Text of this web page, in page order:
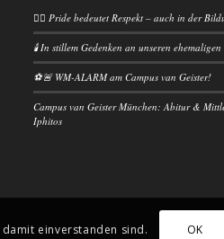
🏳️‍🌈 Pride bedeutet Respekt – auch in der
🕯️ In stillem Gedenken an unseren
⚽🚨 WM-ALARM am Campus van Geister!
Campus van Geister München: Abitur &
Iphitos
einverstanden sind. OK